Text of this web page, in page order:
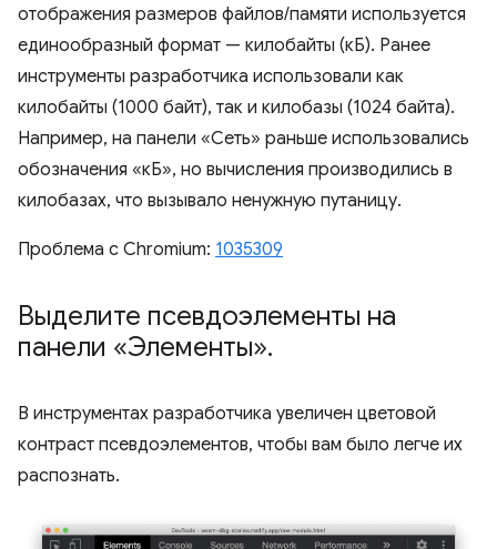
отображения размеров файлов/памяти используется
единообразный формат — килобайты (кБ). Ранее
инструменты разработчика использовали как
килобайты (1000 байт), так и килобазы (1024 байта).
Например, на панели «Сеть» раньше использовались
обозначения «кБ», но вычисления производились в
килобазах, что вызывало ненужную путаницу.
Проблема с Chromium: 1035309
Выделите псевдоэлементы на
панели «Элементы».
В инструментах разработчика увеличен цветовой
контраст псевдоэлементов, чтобы вам было легче их
распознать.